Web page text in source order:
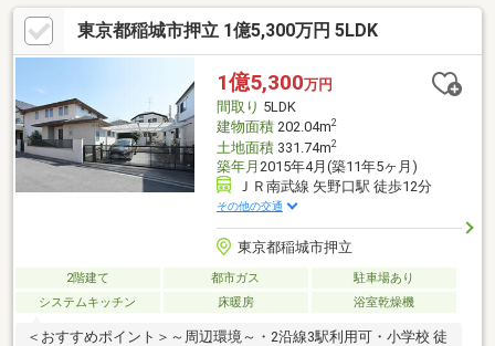
グルニエ等、室内随所に収納を確保・玄関と洗面室が近く、帰宅
時の手洗いがスムーズ・駐車2台可能(車種による)・即引渡し可能
(残金精算後)▼設備・食洗機・浴室乾燥機・電動式シャッター・
複層ガラス■ ご希望の住まい探しをお手伝いします
━━━━━・・・物件の詳細・ご相談はお気軽にお問い合わせく
ださい。
東京都稲城市押立 1億5,300万円 5LDK
1億5,300万円
間取り 5LDK
建物面積202.04m2
土地面積331.74m2
築年月 2015年4月(築11年5ヶ月)
ＪＲ南武線 矢野口駅 徒歩12分
その他の交通
東京都稲城市押立
2階建て 都市ガス
駐車場あり
システムキッチン
床暖房 浴室乾燥機
＜おすすめポイント＞～周辺環境～・2沿線3駅利用可・小学校 徒